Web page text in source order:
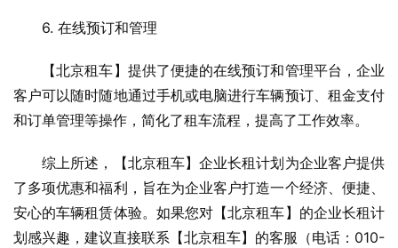
6. 在线预订和管理
【北京租车】提供了便捷的在线预订和管理平台，企业
客户可以随时随地通过手机或电脑进行车辆预订、租金支付
和订单管理等操作，简化了租车流程，提高了工作效率。
综上所述，【北京租车】企业长租计划为企业客户提供
了多项优惠和福利，旨在为企业客户打造一个经济、便捷、
安心的车辆租赁体验。如果您对【北京租车】的企业长租计
划感兴趣，建议直接联系【北京租车】的客服（电话：010-